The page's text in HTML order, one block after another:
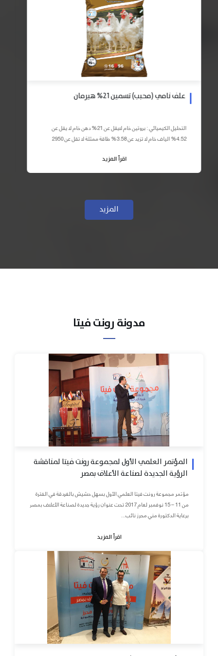
علف نامي (محبب) تسمين 21% هيرمان
التحليل الكيميائي : بروتين خام لايقل عن 21% دهن خام لا يقل عن
4.52% الياف خام لا تزيد عن 3.58% طاقة ممثلة لا تقل عن 2950
اقرأ المزيد
المزيد
مدونة رونت فيتا
المؤتمر العلمي الأول لمجموعة رونت فيتا لمناقشة
الرؤية الجديدة لصناعة الأعلاف بمصر
مؤتمر مجموعة رونت فيتا العلمي الأول بسهل حشيش بالغردقة في الفترة
من 11 – 15 نوفمبر لعام 2017 تحت عنوان رؤية جديدة لصناعة الأعلاف بمصر
برعاية الدكتورة مني محرز نائب...
اقرأ المزيد